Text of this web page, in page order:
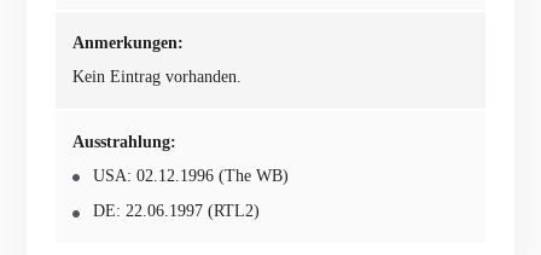
Anmerkungen:
Kein Eintrag vorhanden.
Ausstrahlung:
USA: 02.12.1996 (The WB)
DE: 22.06.1997 (RTL2)